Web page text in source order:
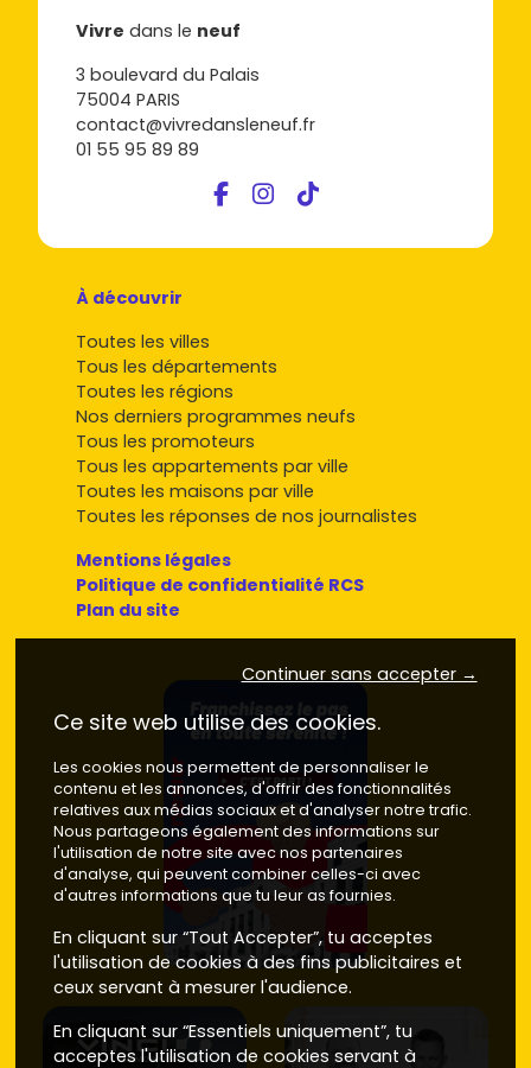
Vivre dans le neuf
3 boulevard du Palais
75004 PARIS
contact@vivredansleneuf.fr
01 55 95 89 89
À découvrir
Toutes les villes
Tous les départements
Toutes les régions
Nos derniers programmes neufs
Tous les promoteurs
Tous les appartements par ville
Toutes les maisons par ville
Toutes les réponses de nos journalistes
Mentions légales
Politique de confidentialité RCS
Plan du site
Continuer sans accepter →
Ce site web utilise des cookies.
Les cookies nous permettent de personnaliser le
contenu et les annonces, d'offrir des fonctionnalités
relatives aux médias sociaux et d'analyser notre trafic.
Nous partageons également des informations sur
l'utilisation de notre site avec nos partenaires
d'analyse, qui peuvent combiner celles-ci avec
d'autres informations que tu leur as fournies.
En cliquant sur “Tout Accepter”, tu acceptes
l'utilisation de cookies à des fins publicitaires et
ceux servant à mesurer l'audience.
En cliquant sur “Essentiels uniquement”, tu
acceptes l'utilisation de cookies servant à